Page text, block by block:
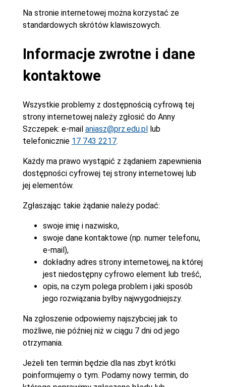
Na stronie internetowej można korzystać ze
standardowych skrótów klawiszowych.
Informacje zwrotne i dane
kontaktowe
Wszystkie problemy z dostępnością cyfrową tej
strony internetowej należy zgłosić do Anny
Szczepek: e-mail aniasz@prz.edu.pllub
telefonicznie 17 743 2217.
Każdy ma prawo wystąpić z żądaniem zapewnienia
dostępności cyfrowej tej strony internetowej lub
jej elementów.
Zgłaszając takie żądanie należy podać:
swoje imię i nazwisko,
swoje dane kontaktowe (np. numer telefonu,
e-mail),
dokładny adres strony internetowej, na której
jest niedostępny cyfrowo element lub treść,
opis, na czym polega problem i jaki sposób
jego rozwiązania byłby najwygodniejszy.
Na zgłoszenie odpowiemy najszybciej jak to
możliwe, nie później niż w ciągu 7 dni od jego
otrzymania.
Jeżeli ten termin będzie dla nas zbyt krótki
poinformujemy o tym. Podamy nowy termin, do